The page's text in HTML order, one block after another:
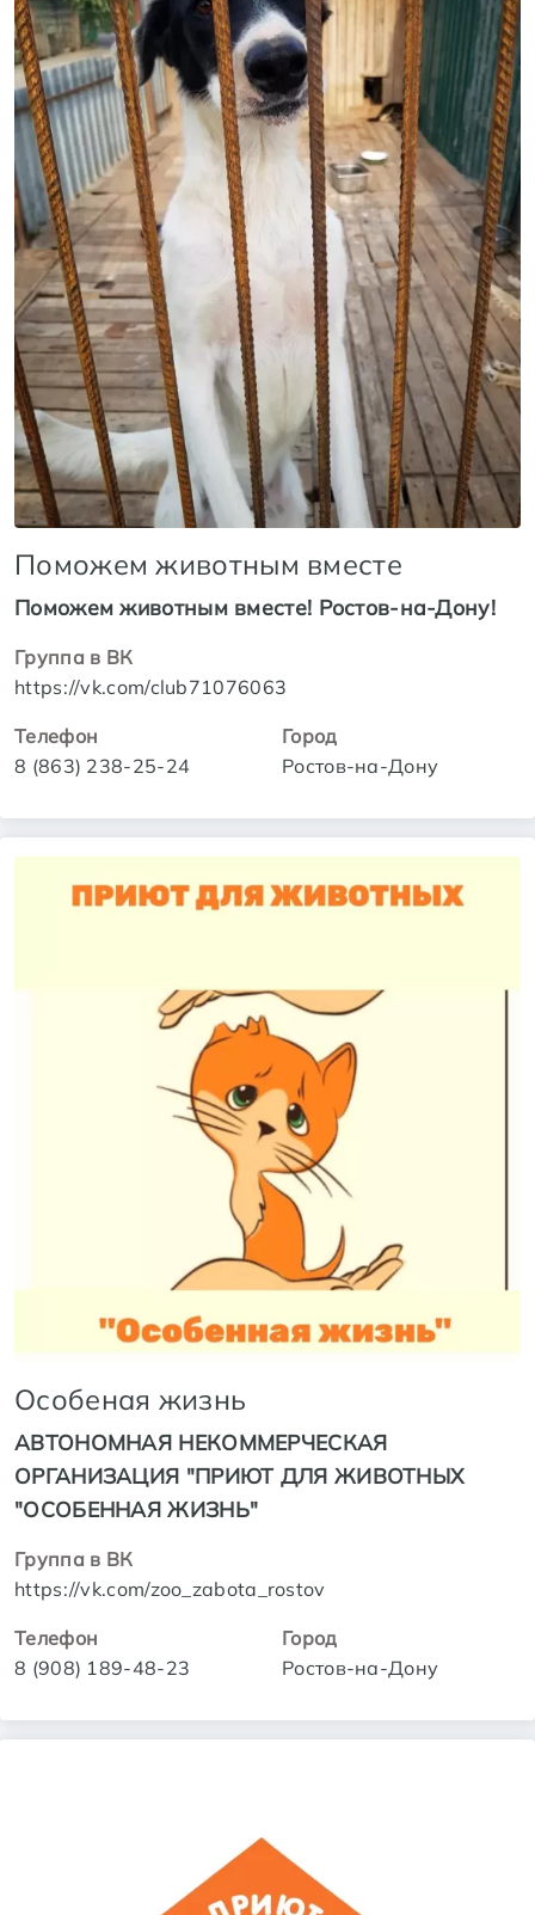
Поможем животным вместе
Поможем животным вместе! Ростов-на-Дону!
Группа в ВК
https://vk.com/club71076063
Телефон
8 (863) 238-25-24
Город
Ростов-на-Дону
Особеная жизнь
АВТОНОМНАЯ НЕКОММЕРЧЕСКАЯ
ОРГАНИЗАЦИЯ "ПРИЮТ ДЛЯ ЖИВОТНЫХ
"ОСОБЕННАЯ ЖИЗНЬ"
Группа в ВК
https://vk.com/zoo_zabota_rostov
Телефон
8 (908) 189-48-23
Город
Ростов-на-Дону